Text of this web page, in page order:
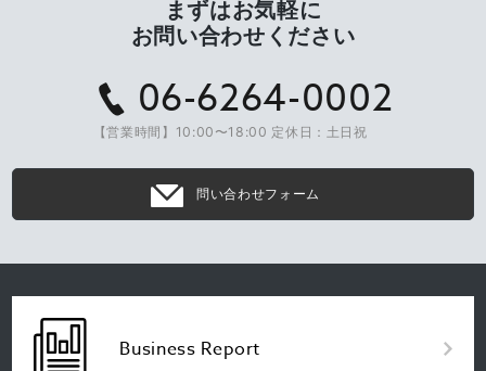
まずはお気軽に
お問い合わせください
06-6264-0002
【営業時間】10:00〜18:00 定休日：土日祝
問い合わせフォーム
Business Report